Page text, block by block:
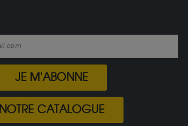
JE M'ABONNE
NOTRE CATALOGUE